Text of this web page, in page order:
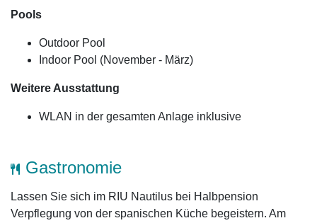
Pools
Outdoor Pool
Indoor Pool (November - März)
Weitere Ausstattung
WLAN in der gesamten Anlage inklusive
Gastronomie
Lassen Sie sich im RIU Nautilus bei Halbpension
Verpflegung von der spanischen Küche begeistern. Am